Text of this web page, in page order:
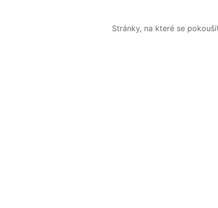
Stránky, na které se